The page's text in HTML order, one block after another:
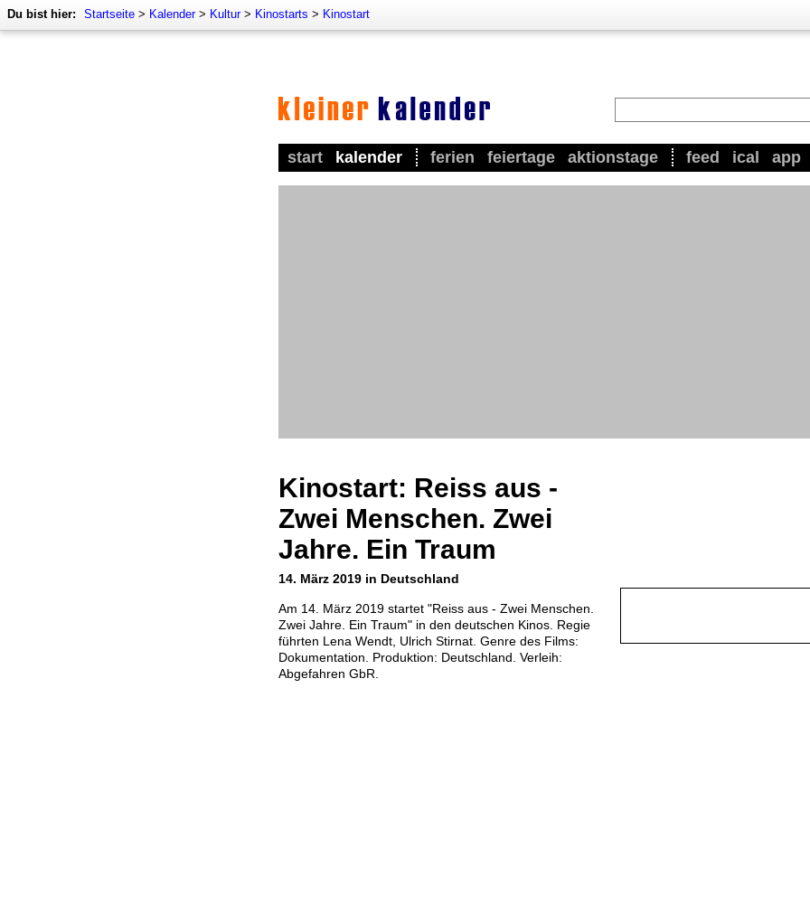
Du bist hier: Startseite > Kalender> Kultur> Kinostarts > Kinostart
start kalender ferien feiertage aktionstage feed ical app
Kinostart: Reiss aus -
Zwei Menschen. Zwei
Jahre. Ein Traum
14. März 2019 in Deutschland
Am 14. März 2019 startet "Reiss aus - Zwei Menschen.
Zwei Jahre. Ein Traum" in den deutschen Kinos. Regie
führten Lena Wendt, Ulrich Stirnat. Genre des Films:
Dokumentation. Produktion: Deutschland. Verleih:
Abgefahren GbR.